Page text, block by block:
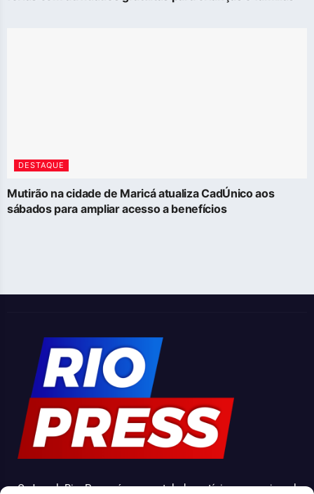
DESTAQUE
Mutirão na cidade de Maricá atualiza CadÚnico aos
sábados para ampliar acesso a benefícios
O Jornal Rio Press é um portal de notícias e um jornal